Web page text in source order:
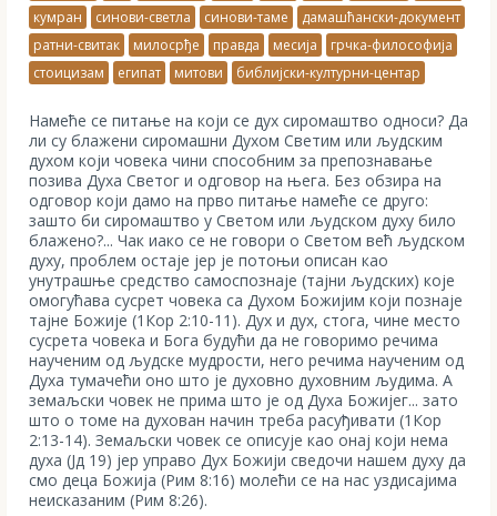
кумран
синови-светла синови-таме
дамашћански-документ
ратни-свитак
милосрђе правда месија
грчка-философија
стоицизам
египат митови библијски-културни-центар
Намеће се питање на који се дух сиромаштво односи? Да
ли су блажени сиромашни Духом Светим или људским
духом који човека чини способним за препознавање
позива Духа Светог и одговор на њега. Без обзира на
одговор који дамо на прво питање намеће се друго:
зашто би сиромаштво у Светом или људском духу било
блажено?... Чак иако се не говори о Светом већ људском
духу, проблем остаје јер је потоњи описан као
унутрашње средство самоспознаје (тајни људских) које
омогућава сусрет човека са Духом Божијим који познаје
тајне Божије (1Кор 2:10-11). Дух и дух, стога, чине место
сусрета човека и Бога будући да не говоримо речима
наученим од људске мудрости, него речима наученим од
Духа тумачећи оно што је духовно духовним људима. А
земаљски човек не прима што је од Духа Божијег... зато
што о томе на духован начин треба расуђивати (1Кор
2:13-14). Земаљски човек се описује као онај који нема
духа (Јд 19) јер управо Дух Божији сведочи нашем духу да
смо деца Божија (Рим 8:16) молећи се на нас уздисајима
неисказаним (Рим 8:26).